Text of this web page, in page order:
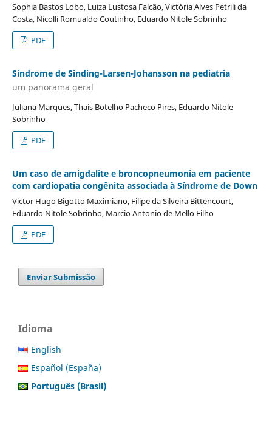
Sophia Bastos Lobo, Luiza Lustosa Falcão, Victória Alves Petrili da
Costa, Nicolli Romualdo Coutinho, Eduardo Nitole Sobrinho
PDF
Síndrome de Sinding-Larsen-Johansson na pediatria
um panorama geral
Juliana Marques, Thaís Botelho Pacheco Pires, Eduardo Nitole
Sobrinho
PDF
Um caso de amigdalite e broncopneumonia em paciente
com cardiopatia congênita associada à Síndrome de Down
Victor Hugo Bigotto Maximiano, Filipe da Silveira Bittencourt,
Eduardo Nitole Sobrinho, Marcio Antonio de Mello Filho
PDF
Enviar Submissão
Idioma
English
Español (España)
Português (Brasil)